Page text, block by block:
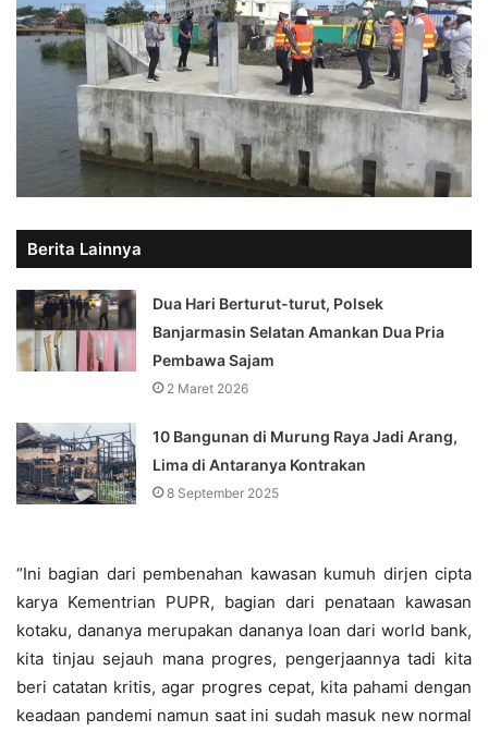
Berita Lainnya
Dua Hari Berturut-turut, Polsek
Banjarmasin Selatan Amankan Dua Pria
Pembawa Sajam
2 Maret 2026
10 Bangunan di Murung Raya Jadi Arang,
Lima di Antaranya Kontrakan
8 September 2025
“Ini bagian dari pembenahan kawasan kumuh dirjen cipta
karya Kementrian PUPR, bagian dari penataan kawasan
kotaku, dananya merupakan dananya loan dari world bank,
kita tinjau sejauh mana progres, pengerjaannya tadi kita
beri catatan kritis, agar progres cepat, kita pahami dengan
keadaan pandemi namun saat ini sudah masuk new normal